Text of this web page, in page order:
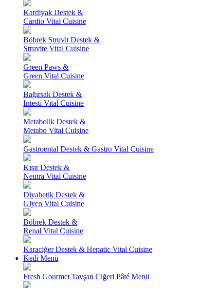
Kardiyak Destek &
Cardio Vital Cuisine
Böbrek Struvit Destek &
Struvite Vital Cuisine
Green Paws &
Green Vital Cuisine
Bağırsak Destek &
Intesti Vital Cuisine
Metabolik Destek &
Metabo Vital Cuisine
Gastroental Destek & Gastro Vital Cuisine
Kısır Destek &
Neutra Vital Cuisine
Diyabetik Destek &
Glyco Vital Cuisine
Böbrek Destek &
Renal Vital Cuisine
Karaciğer Destek & Hepatic Vital Cuisine
Kedi Menü
Fresh Gourmet Tavşan Ciğeri Pâté Menü